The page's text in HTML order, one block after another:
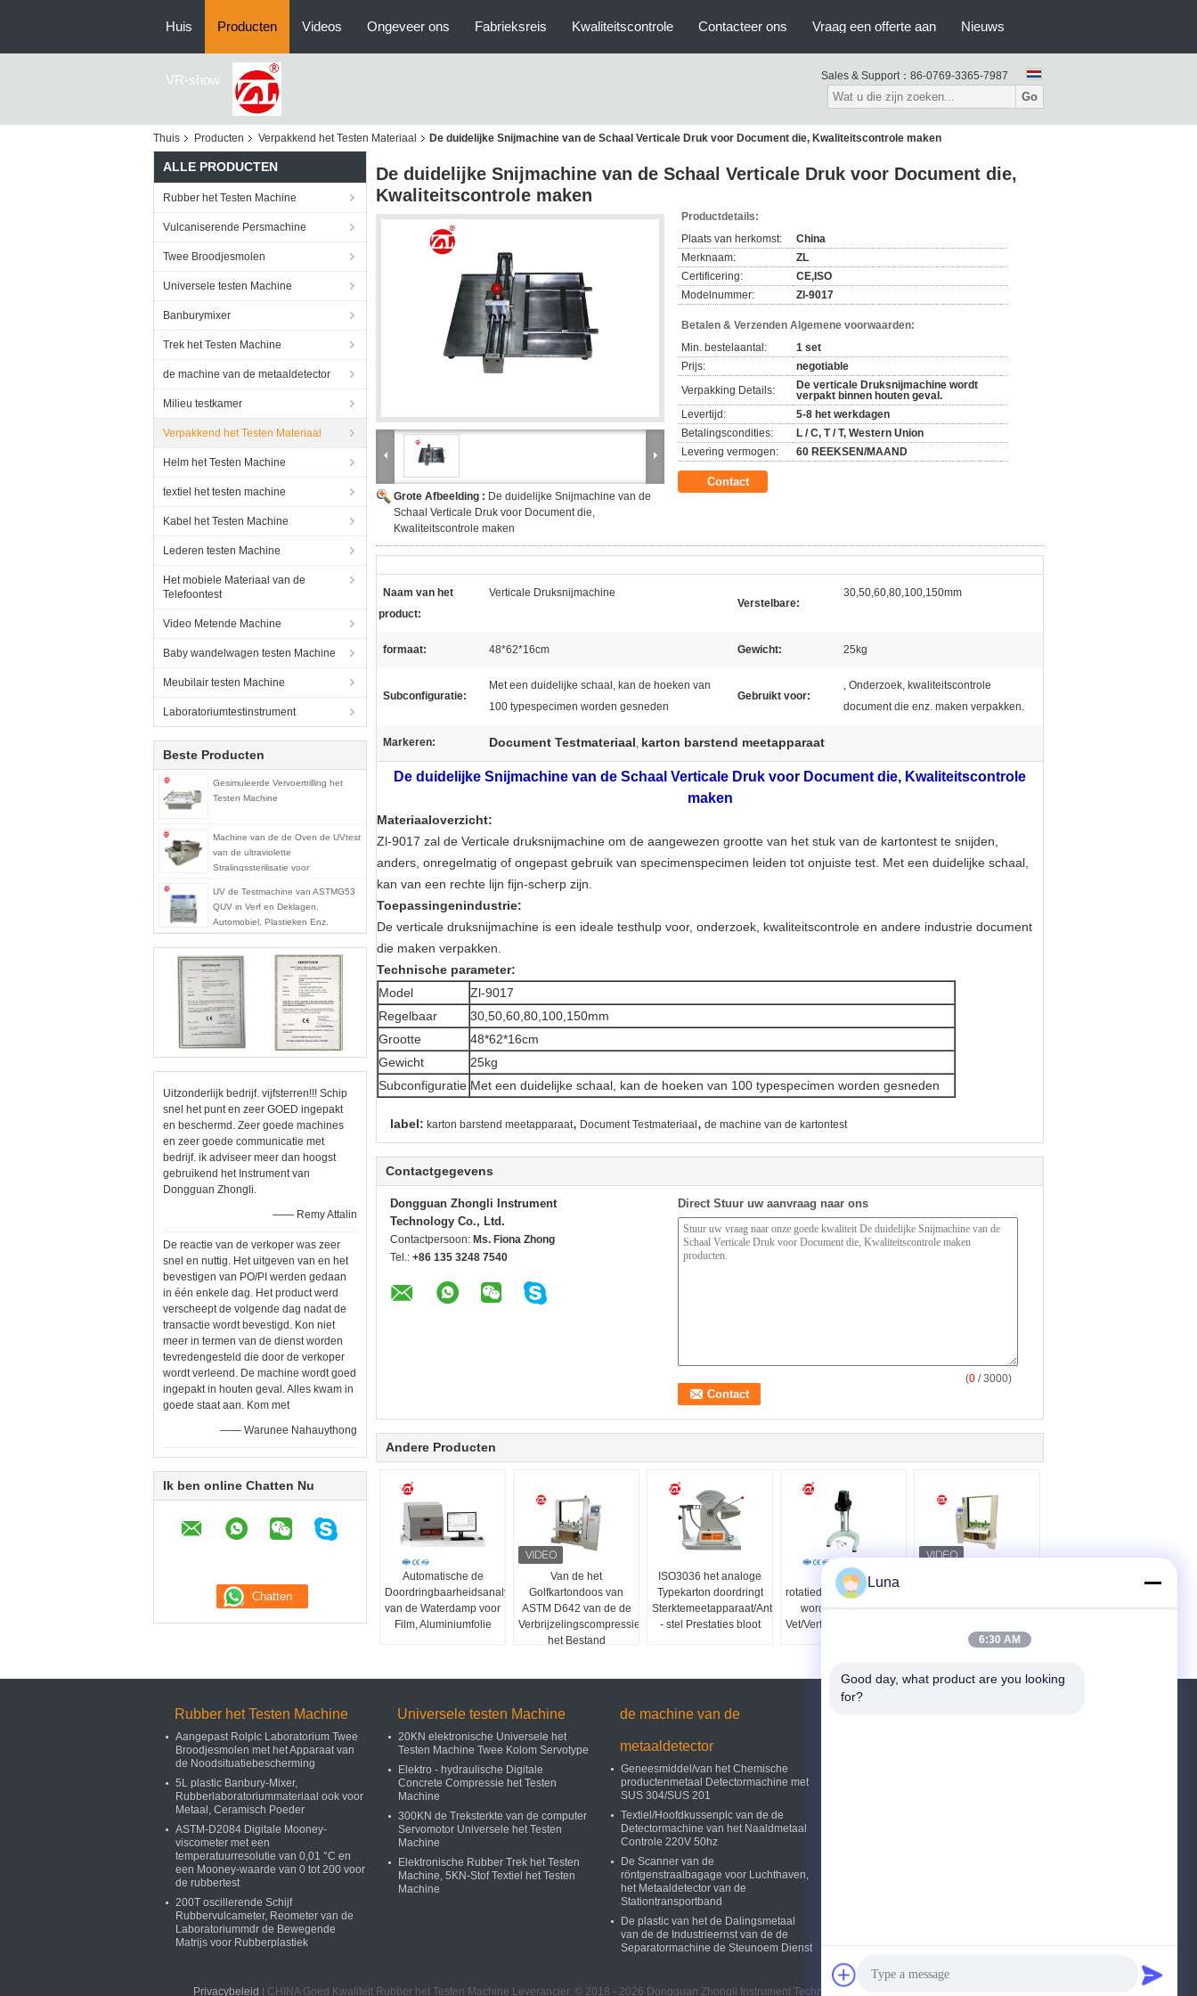
Huis Producten Videos Ongeveer ons Fabrieksreis Kwaliteitscontrole Contacteer ons Vraag een offerte aan Nieuws
VR-show Sales & Support： 86-0769-3365-7987
Go
Thuis Producten Verpakkend het Testen Materiaal De duidelijke Snijmachine van de Schaal Verticale Druk voor Document die, Kwaliteitscontrole maken
ALLE PRODUCTEN
Rubber het Testen Machine
Vulcaniserende Persmachine
Twee Broodjesmolen
Universele testen Machine
Banburymixer
Trek het Testen Machine
de machine van de metaaldetector
Milieu testkamer
Verpakkend het Testen Materiaal
Helm het Testen Machine
textiel het testen machine
Kabel het Testen Machine
Lederen testen Machine
Het mobiele Materiaal van de
Telefoontest
Video Metende Machine
Baby wandelwagen testen Machine
Meubilair testen Machine
Laboratoriumtestinstrument
Beste Producten
Gesimuleerde Vervoertrilling het
Testen Machine
Machine van de de Oven de UVtest
van de ultraviolette
Stralingssterilisatie voor
UVsterilisatormachine
UV de Testmachine van ASTMG53
QUV in Verf en Deklagen,
Automobiel, Plastieken Enz.
Uitzonderlijk bedrijf. vijfsterren!!! Schip
snel het punt en zeer GOED ingepakt
en beschermd. Zeer goede machines
en zeer goede communicatie met
bedrijf. ik adviseer meer dan hoogst
gebruikend het Instrument van
Dongguan Zhongli.
—— Remy Attalin
De reactie van de verkoper was zeer
snel en nuttig. Het uitgeven van en het
bevestigen van PO/PI werden gedaan
in één enkele dag. Het product werd
verscheept de volgende dag nadat de
transactie wordt bevestigd. Kon niet
meer in termen van de dienst worden
tevredengesteld die door de verkoper
wordt verleend. De machine wordt goed
ingepakt in houten geval. Alles kwam in
goede staat aan. Kom met
—— Warunee Nahauythong
Ik ben online Chatten Nu
De duidelijke Snijmachine van de Schaal Verticale Druk voor Document die,
Kwaliteitscontrole maken
Grote Afbeelding : De duidelijke Snijmachine van de
Schaal Verticale Druk voor Document die,
Kwaliteitscontrole maken
Productdetails:
Plaats van herkomst:
China
Merknaam:
ZL
Certificering:
CE,ISO
Modelnummer:
Zl-9017
Betalen & Verzenden Algemene voorwaarden:
Min. bestelaantal:
1 set
Prijs:
negotiable
Verpakking Details:
De verticale Druksnijmachine wordt
verpakt binnen houten geval.
Levertijd:
5-8 het werkdagen
Betalingscondities:
L / C, T / T, Western Union
Levering vermogen:
60 REEKSEN/MAAND
Contact
Naam van het
product:
Verticale Druksnijmachine
Verstelbare:
30,50,60,80,100,150mm
formaat: 48*62*16cm Gewicht: 25kg
Subconfiguratie:
Met een duidelijke schaal, kan de hoeken van
100 typespecimen worden gesneden
Gebruikt voor:
, Onderzoek, kwaliteitscontrole
document die enz. maken verpakken.
Markeren: Document Testmateriaal, karton barstend meetapparaat
De duidelijke Snijmachine van de Schaal Verticale Druk voor Document die, Kwaliteitscontrole
maken
Materiaaloverzicht:
Zl-9017 zal de Verticale druksnijmachine om de aangewezen grootte van het stuk van de kartontest te snijden,
anders, onregelmatig of ongepast gebruik van specimenspecimen leiden tot onjuiste test. Met een duidelijke schaal,
kan van een rechte lijn fijn-scherp zijn.
Toepassingenindustrie:
De verticale druksnijmachine is een ideale testhulp voor, onderzoek, kwaliteitscontrole en andere industrie document
die maken verpakken.
Technische parameter:
Model
Zl-9017
Regelbaar
30,50,60,80,100,150mm
Grootte
48*62*16cm
Gewicht
25kg
Subconfiguratie Met een duidelijke schaal, kan de hoeken van 100 typespecimen worden gesneden
label: karton barstend meetapparaat, Document Testmateriaal , de machine van de kartontest
Contactgegevens
Dongguan Zhongli Instrument
Technology Co., Ltd.
Contactpersoon: Ms. Fiona Zhong
Tel.: +86 135 3248 7540
Direct Stuur uw aanvraag naar ons
(0 / 3000)
Andere Producten
Automatische de
Doordringbaarheidsanalysator
van de Waterdamp voor
Film, Aluminiumfolie
Van de het
Golfkartondoos van
ASTM D642 van de de
Verbrijzelingscompressie
het Bestand
ISO3036 het analoge
Typekarton doordringt
Sterktemeetapparaat/Anti
- stel Prestaties bloot
Ndj-1
rotatiedieViscositeitsmeter
wordt gebruikt om
Vet/Verf/Inkt/Voedsel/Drugs
Compressieverpakking
Rubber het Testen Machine
Aangepast Rolplc Laboratorium Twee
Broodjesmolen met het Apparaat van
de Noodsituatiebescherming
5L plastic Banbury-Mixer,
Rubberlaboratoriummateriaal ook voor
Metaal, Ceramisch Poeder
ASTM-D2084 Digitale Mooney-
viscometer met een
temperatuurresolutie van 0,01 °C en
een Mooney-waarde van 0 tot 200 voor
de rubbertest
200T oscillerende Schijf
Rubbervulcameter, Reometer van de
Laboratoriummdr de Bewegende
Matrijs voor Rubberplastiek
Universele testen Machine
20KN elektronische Universele het
Testen Machine Twee Kolom Servotype
Elektro - hydraulische Digitale
Concrete Compressie het Testen
Machine
300KN de Treksterkte van de computer
Servomotor Universele het Testen
Machine
Elektronische Rubber Trek het Testen
Machine, 5KN-Stof Textiel het Testen
Machine
de machine van de
metaaldetector
Geneesmiddel/van het Chemische
productenmetaal Detectormachine met
SUS 304/SUS 201
Textiel/Hoofdkussenplc van de de
Detectormachine van het Naaldmetaal
Controle 220V 50hz
De Scanner van de
röntgenstraalbagage voor Luchthaven,
het Metaaldetector van de
Stationtransportband
De plastic van het de Dalingsmetaal
van de de Industrieernst van de de
Separatormachine de Steunoem Dienst
Privacybeleid | CHINA Goed Kwaliteit Rubber het Testen Machine Leverancier. © 2018 - 2026 Dongguan Zhongli Instrument Technology Co., Ltd.. All Rights Reserved.
Luna
6:30 AM
Good day, what product are you looking
for?